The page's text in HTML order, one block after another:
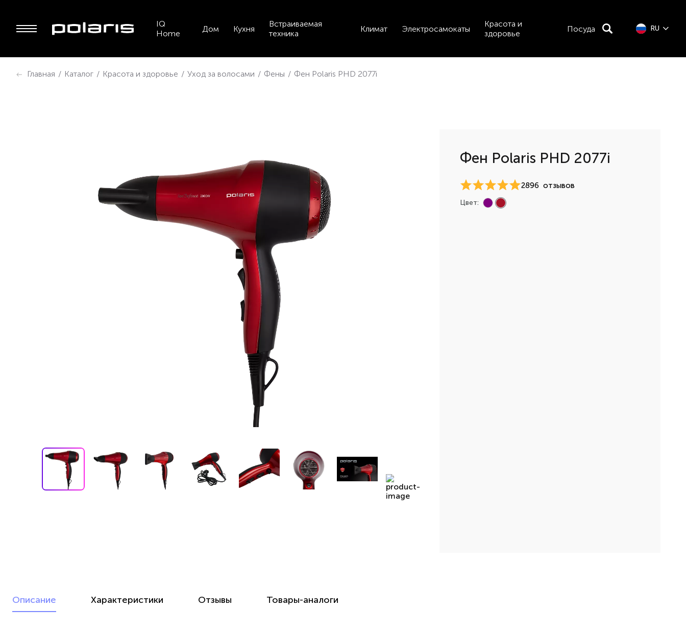
IQ
Home
Дом Кухня
Встраиваемая
техника
Климат Электросамокаты
Красота и
здоровье
Посуда RU
Главная / Каталог / Красота и здоровье / Уход за волосами / Фены / Фен Polaris PHD 2077i
Фен Polaris PHD 2077i
2896 отзывов
Цвет:
Описание Характеристики Отзывы Товары-аналоги